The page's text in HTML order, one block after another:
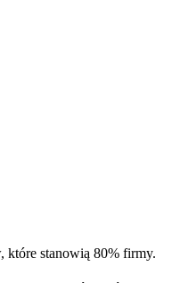
które stanowią 80% firmy.